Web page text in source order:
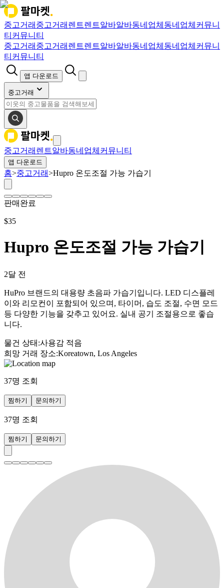
중고거래 중고거래 렌트렌트알바알바동네업체 동네업체 커뮤니
티 커뮤니티
중고거래 중고거래 렌트렌트알바알바동네업체 동네업체 커뮤니
티 커뮤니티
앱 다운로드
중고거래
중고거래 렌트알바동네업체 커뮤니티
앱 다운로드
홈>중고거래>Hupro 온도조절 가능 가습기
판매완료
$35
Hupro 온도조절 가능 가습기
2달 전
HuPro 브랜드의 대용량 초음파 가습기입니다. LED 디스플레
이와 리모컨이 포함되어 있으며, 타이머, 습도 조절, 수면 모드
등 다양한 기능을 갖추고 있어요. 실내 공기 조절용으로 좋습
니다.
물건 상태 :사용감 적음
희망 거래 장소:Koreatown, Los Angeles
37명 조회
찜하기 문의하기
37명 조회
찜하기 문의하기